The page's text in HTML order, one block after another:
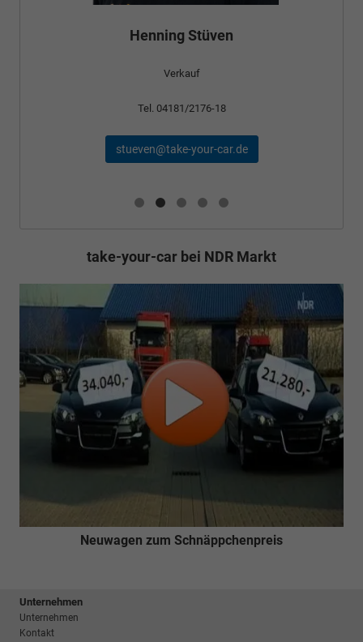
take-your-car bei NDR Markt
Neuwagen zum Schnäppchenpreis
Unternehmen
Unternehmen
Kontakt